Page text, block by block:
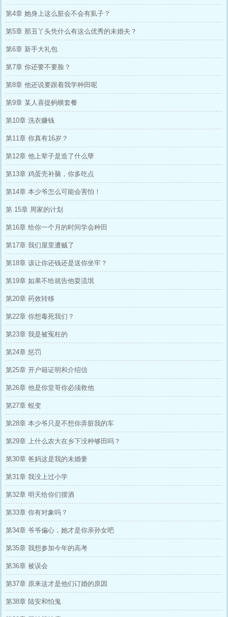
第4章 她身上这么脏会不会有虱子？
第5章 那丑丫头凭什么有这么优秀的未婚夫？
第6章 新手大礼包
第7章 你还要不要脸？
第8章 他还说要跟着我学种田呢
第9章 某人喜提蚂蟥套餐
第10章 洗衣赚钱
第11章 你真有16岁？
第12章 他上辈子是造了什么孽
第13章 鸡蛋壳补脑，你多吃点
第14章 本少爷怎么可能会害怕！
第 15章 周家的计划
第16章 给你一个月的时间学会种田
第17章 我们屋里遭贼了
第18章 该让你还钱还是送你坐牢？
第19章 如果不给就告他耍流氓
第20章 药效转移
第22章 你想毒死我们？
第23章 我是被冤枉的
第24章 惩罚
第25章 开户籍证明和介绍信
第26章 他是你堂哥你必须救他
第27章 蜕变
第28章 本少爷只是不想你弄脏我的车
第29章 上什么农大在乡下没种够田吗？
第30章 爸妈这是我的未婚妻
第31章 我没上过小学
第32章 明天给你们摆酒
第33章 你有对象吗？
第34章 爷爷偏心，她才是你亲孙女吧
第35章 我想参加今年的高考
第36章 被误会
第37章 原来这才是他们订婚的原因
第38章 陆安和怕鬼